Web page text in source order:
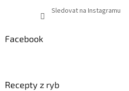
Sledovat na Instagramu
Facebook
Recepty z ryb